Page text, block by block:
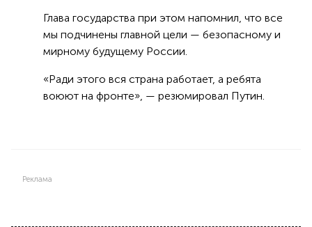
Глава государства при этом напомнил, что все
мы подчинены главной цели — безопасному и
мирному будущему России.
«Ради этого вся страна работает, а ребята
воюют на фронте», — резюмировал Путин.
Реклама